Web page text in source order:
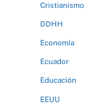
Cristianismo
DDHH
Economía
Ecuador
Educación
EEUU